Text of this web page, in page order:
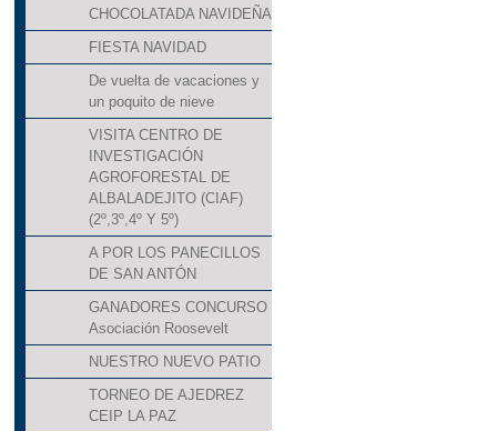
CHOCOLATADA NAVIDEÑA
FIESTA NAVIDAD
De vuelta de vacaciones y
un poquito de nieve
VISITA CENTRO DE
INVESTIGACIÓN
AGROFORESTAL DE
ALBALADEJITO (CIAF)
(2º,3º,4º Y 5º)
A POR LOS PANECILLOS
DE SAN ANTÓN
GANADORES CONCURSO
Asociación Roosevelt
NUESTRO NUEVO PATIO
TORNEO DE AJEDREZ
CEIP LA PAZ